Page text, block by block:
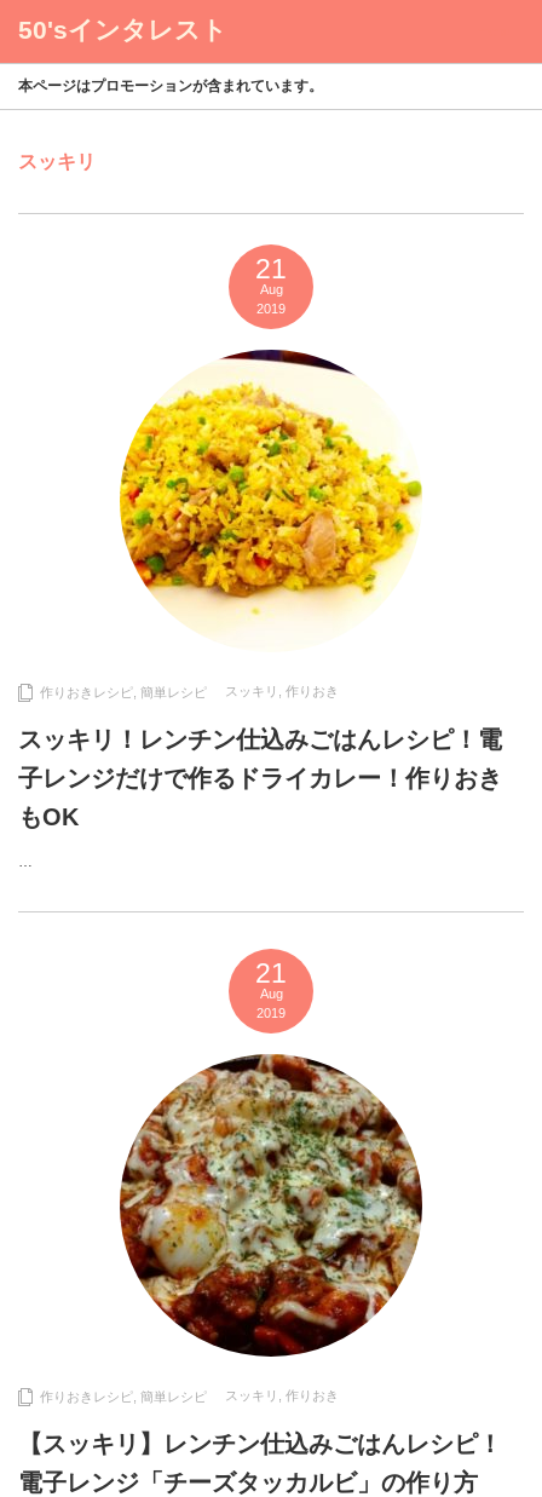
50'sインタレスト
本ページはプロモーションが含まれています。
スッキリ
21
Aug
2019
作りおきレシピ 簡単レシピ スッキリ 作りおき
スッキリ！レンチン仕込みごはんレシピ！電
子レンジだけで作るドライカレー！作りおき
もOK
…
21
Aug
2019
作りおきレシピ 簡単レシピ スッキリ 作りおき
【スッキリ】レンチン仕込みごはんレシピ！
電子レンジ「チーズタッカルビ」の作り方